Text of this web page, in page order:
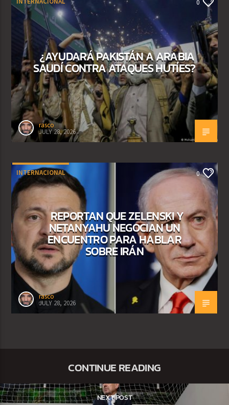
0
¿AYUDARÁ PAKISTÁN A ARABIA
SAUDÍ CONTRA ATAQUES HUTÍES?
rasco
JULY 28, 2026
INTERNACIONAL 0
REPORTAN QUE ZELENSKI Y
NETANYAHU NEGOCIAN UN
ENCUENTRO PARA HABLAR
SOBRE IRÁN
rasco
JULY 28, 2026
CONTINUE READING
NEXT POST